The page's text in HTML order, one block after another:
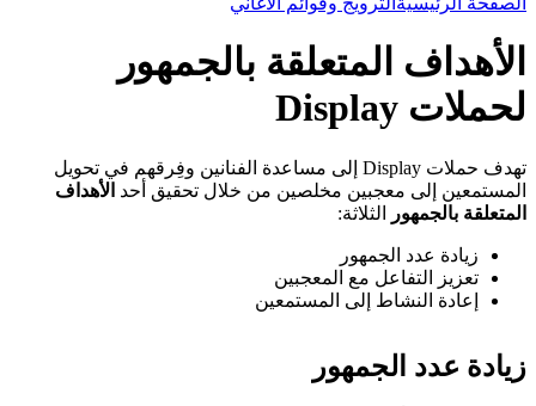
الأهداف المتعلقة بالجمهور
لحملات Display
تهدف حملات Display إلى مساعدة الفنانين وفِرقهم في تحويل
المستمعين إلى معجبين مخلصين من خلال تحقيق أحد الأهداف
المتعلقة بالجمهور
الثلاثة:
زيادة عدد الجمهور
تعزيز التفاعل مع المعجبين
إعادة النشاط إلى المستمعين
زيادة عدد الجمهور